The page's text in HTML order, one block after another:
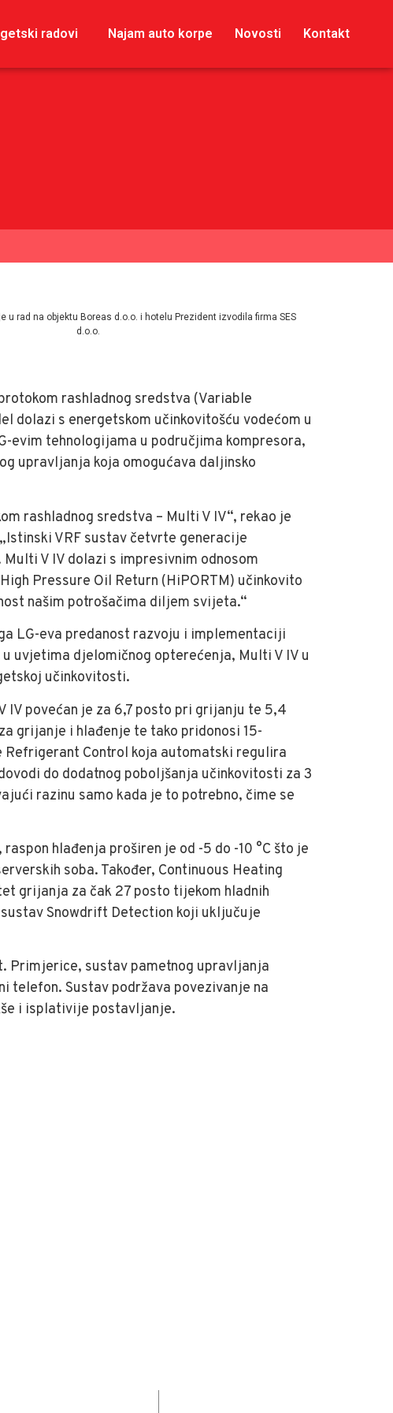
radovi Najam auto korpe Novosti Kontakt
u rad na objektu Boreas d.o.o. i hotelu Prezident izvodila firma SES
d.o.o.
rashladnog sredstva (Variable
dolazi s energetskom učinkovitošću vodećom u
evim tehnologijama u područjima kompresora,
upravljanja koja omogućava daljinsko
rashladnog sredstva – Multi V IV“, rekao je
VRF sustav četvrte generacije
V IV dolazi s impresivnim odnosom
Pressure Oil Return (HiPORTM) učinkovito
našim potrošačima diljem svijeta.“
LG-eva predanost razvoju i implementaciji
uvjetima djelomičnog opterećenja, Multi V IV u
učinkovitosti.
povećan je za 6,7 posto pri grijanju te 5,4
grijanje i hlađenje te tako pridonosi 15-
Control koja automatski regulira
do dodatnog poboljšanja učinkovitosti za 3
razinu samo kada je to potrebno, čime se
hlađenja proširen je od -5 do -10 °C što je
soba. Također, Continuous Heating
grijanja za čak 27 posto tijekom hladnih
Snowdrift Detection koji uključuje
Primjerice, sustav pametnog upravljanja
telefon. Sustav podržava povezivanje na
i isplativije postavljanje.